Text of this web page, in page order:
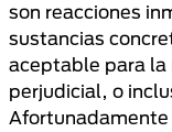
son reacciones
sustancias
aceptable para la
perjudicial, o
Afortunadamente